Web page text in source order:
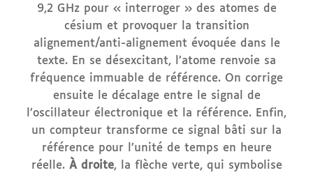
9,2 GHz pour « interroger » des atomes de
césium et provoquer la transition
alignement/anti-alignement évoquée dans le
texte. En se désexcitant, l’atome renvoie sa
fréquence immuable de référence. On corrige
ensuite le décalage entre le signal de
l’oscillateur électronique et la référence. Enfin,
un compteur transforme ce signal bâti sur la
référence pour l’unité de temps en heure
réelle. À droite, la flèche verte, qui symbolise